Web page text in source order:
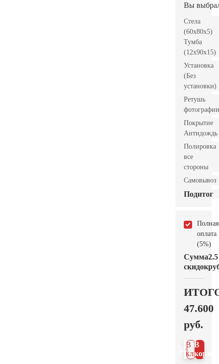
Вы
Стела
(60x80x5)
Тумба
(12x90x15)
Установка
(Без
установки)
Ретушь
фотографии
Покрытие
Антидождь
Полировка
все
стороны
Самовывоз
Подитог
Полная
оплата
(5%)
Сумма
скидок
47.600
руб.
В
В 1
клик